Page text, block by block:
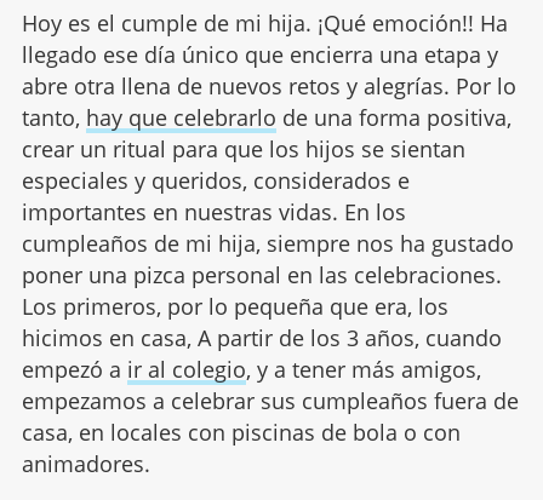
Hoy es el cumple de mi hija. ¡Qué emoción!! Ha
llegado ese día único que encierra una etapa y
abre otra llena de nuevos retos y alegrías. Por lo
tanto, hay que celebrarlo de una forma positiva,
crear un ritual para que los hijos se sientan
especiales y queridos, considerados e
importantes en nuestras vidas. En los
cumpleaños de mi hija, siempre nos ha gustado
poner una pizca personal en las celebraciones.
Los primeros, por lo pequeña que era, los
hicimos en casa, A partir de los 3 años, cuando
empezó a ir al colegio, y a tener más amigos,
empezamos a celebrar sus cumpleaños fuera de
casa, en locales con piscinas de bola o con
animadores.